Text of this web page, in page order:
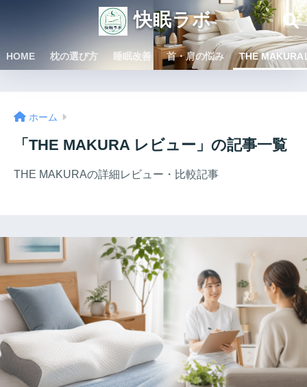
快眠ラボ
HOME 枕の選び方 睡眠改善 首・肩の悩み THE MAKURA
ホーム
「THE MAKURA レビュー」の記事一覧
THE MAKURAの詳細レビュー・比較記事